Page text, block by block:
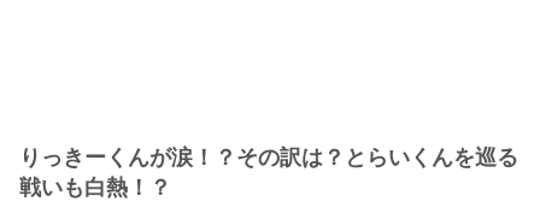
りっきーくんが涙！？その訳は？とらいくんを巡る
戦いも白熱！？